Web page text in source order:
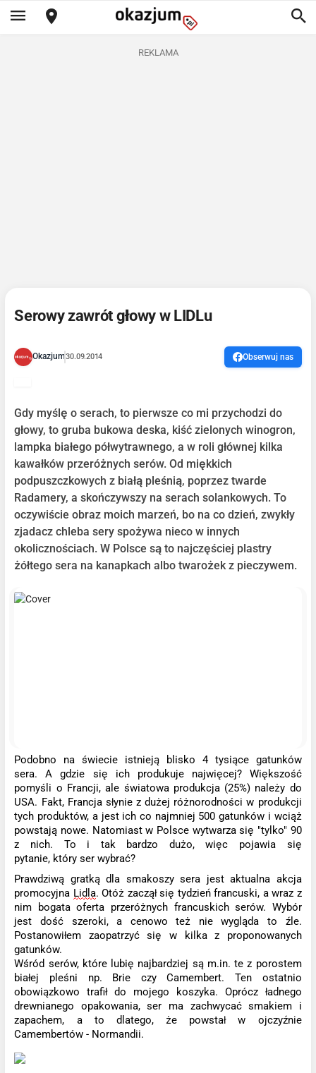
REKLAMA
Serowy zawrót głowy w LIDLu
Okazjum30.09.2014 Obserwuj nas
Gdy myślę o serach, to pierwsze co mi przychodzi do
głowy, to gruba bukowa deska, kiść zielonych winogron,
lampka białego półwytrawnego, a w roli głównej kilka
kawałków przeróżnych serów. Od miękkich
podpuszczkowych z białą pleśnią, poprzez twarde
Radamery, a skończywszy na serach solankowych. To
oczywiście obraz moich marzeń, bo na co dzień, zwykły
zjadacz chleba sery spożywa nieco w innych
okolicznościach. W Polsce są to najczęściej plastry
żółtego sera na kanapkach albo twarożek z pieczywem.
Podobno na świecie istnieją blisko 4 tysiące gatunków
sera.A gdzie się ich produkuje najwięcej? Większość
pomyśli o Francji, ale światowa produkcja (25%) należy do
USA. Fakt, Francja słynie z dużej różnorodności w produkcji
tych produktów, a jest ich co najmniej 500 gatunków i wciąż
powstają nowe. Natomiast w Polsce wytwarza się "tylko" 90
z nich.
To i tak bardzo dużo, więc pojawia się
pytanie, któryserwybrać?
Prawdziwą gratką dla smakoszy sera jest aktualna akcja
promocyjna Lidla. Otóż zaczął się tydzień francuski, a wraz z
nim bogata oferta przeróżnych francuskich serów. Wybór
jest dość szeroki, a cenowo też nie wygląda to źle.
Postanowiłem zaopatrzyć się w kilka z proponowanych
gatunków.
Wśród serów, które lubię najbardziej są m.in.te z porostem
białej pleśni np. Brie czy Camembert. Ten ostatnio
obowiązkowo trafił do mojego koszyka. Oprócz ładnego
drewnianego opakowania, ser ma zachwycać smakiem i
zapachem, a to dlatego, że powstał w ojczyźnie
Camembertów - Normandii.